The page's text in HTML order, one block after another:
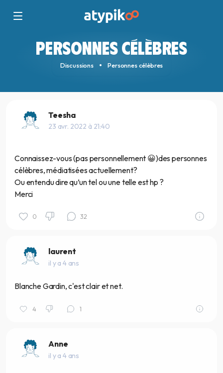
PERSONNES CÉLÈBRES
Discussions Personnes célèbres
Teesha
23 avr. 2022 à 21:40
Connaissez-vous (pas personnellement 😀)des personnes
célèbres, médiatisées actuellement?
Ou entendu dire qu’un tel ou une telle est hp ?
Merci
0 32
laurent
il y a 4 ans
Blanche Gardin, c'est clair et net.
4 1
Anne
il y a 4 ans